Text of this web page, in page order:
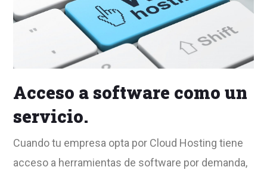
Acceso a software como un
servicio.
Cuando tu empresa opta por Cloud Hosting tiene
acceso a herramientas de software por demanda,